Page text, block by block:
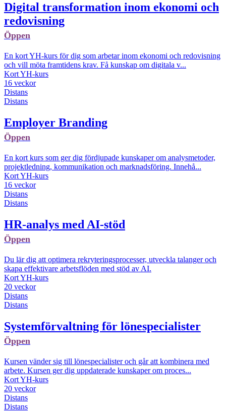
Digital transformation inom ekonomi och
redovisning
Öppen
En kort YH-kurs för dig som arbetar inom ekonomi och redovisning
och vill möta framtidens krav. Få kunskap om digitala v...
Kort YH-kurs
16 veckor
Distans
Distans
Employer Branding
Öppen
En kort kurs som ger dig fördjupade kunskaper om analysmetoder,
projektledning, kommunikation och marknadsföring. Innehå...
Kort YH-kurs
16 veckor
Distans
Distans
HR-analys med AI-stöd
Öppen
Du lär dig att optimera rekryteringsprocesser, utveckla talanger och
skapa effektivare arbetsflöden med stöd av AI.
Kort YH-kurs
20 veckor
Distans
Distans
Systemförvaltning för lönespecialister
Öppen
Kursen vänder sig till lönespecialister och går att kombinera med
arbete. Kursen ger dig uppdaterade kunskaper om proces...
Kort YH-kurs
20 veckor
Distans
Distans